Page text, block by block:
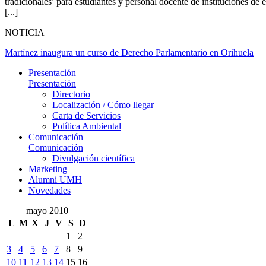
[...]
NOTICIA
Martínez inaugura un curso de Derecho Parlamentario en Orihuela
Presentación
Presentación
Directorio
Localización / Cómo llegar
Carta de Servicios
Política Ambiental
Comunicación
Comunicación
Divulgación científica
Marketing
Alumni UMH
Novedades
mayo 2010
L M X J V S D
1
2
3
4 5 6 7 8
9
10 11 12 13 14 15 16